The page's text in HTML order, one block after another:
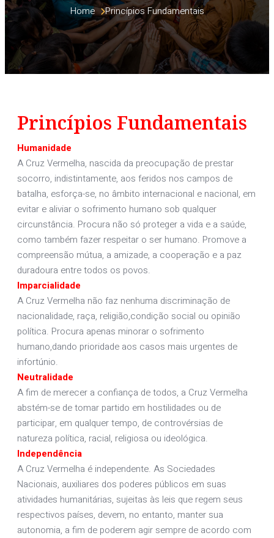
Home Princípios Fundamentais
Princípios Fundamentais
Humanidade
A Cruz Vermelha, nascida da preocupação de prestar
socorro, indistintamente, aos feridos nos campos de
batalha, esforça-se, no âmbito internacional e nacional, em
evitar e aliviar o sofrimento humano sob qualquer
circunstância. Procura não só proteger a vida e a saúde,
como também fazer respeitar o ser humano. Promove a
compreensão mútua, a amizade, a cooperação e a paz
duradoura entre todos os povos.
Imparcialidade
A Cruz Vermelha não faz nenhuma discriminação de
nacionalidade, raça, religião,condição social ou opinião
política. Procura apenas minorar o sofrimento
humano,dando prioridade aos casos mais urgentes de
infortúnio.
Neutralidade
A fim de merecer a confiança de todos, a Cruz Vermelha
abstém-se de tomar partido em hostilidades ou de
participar, em qualquer tempo, de controvérsias de
natureza política, racial, religiosa ou ideológica.
Independência
A Cruz Vermelha é independente. As Sociedades
Nacionais, auxiliares dos poderes públicos em suas
atividades humanitárias, sujeitas às leis que regem seus
respectivos países, devem, no entanto, manter sua
autonomia, a fim de poderem agir sempre de acordo com